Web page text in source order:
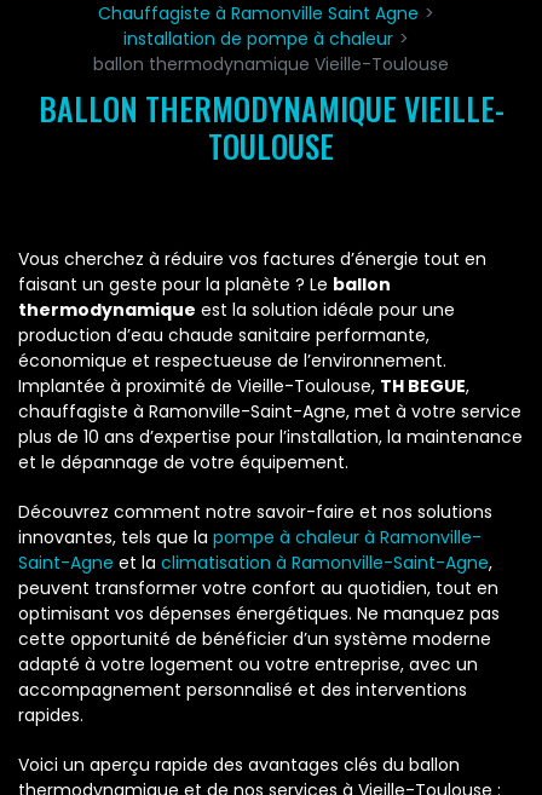
Chauffagiste à Ramonville Saint Agne
installation de pompe à chaleur
ballon thermodynamique Vieille-Toulouse
BALLON THERMODYNAMIQUE VIEILLE-
TOULOUSE
Vous cherchez à réduire vos factures d’énergie tout en
faisant un geste pour la planète ? Le ballon
thermodynamique est la solution idéale pour une
production d’eau chaude sanitaire performante,
économique et respectueuse de l’environnement.
Implantée à proximité de Vieille-Toulouse, TH BEGUE,
chauffagiste à Ramonville-Saint-Agne, met à votre service
plus de 10 ans d’expertise pour l’installation, la maintenance
et le dépannage de votre équipement.
Découvrez comment notre savoir-faire et nos solutions
innovantes, tels que la pompe à chaleur à Ramonville-
Saint-Agne et la climatisation à Ramonville-Saint-Agne,
peuvent transformer votre confort au quotidien, tout en
optimisant vos dépenses énergétiques. Ne manquez pas
cette opportunité de bénéficier d’un système moderne
adapté à votre logement ou votre entreprise, avec un
accompagnement personnalisé et des interventions
rapides.
Voici un aperçu rapide des avantages clés du ballon